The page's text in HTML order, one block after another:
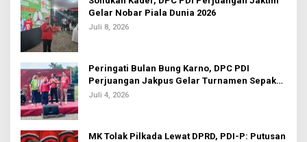
Gelar Nobar Piala Dunia 2026
Juli 8, 2026
Peringati Bulan Bung Karno, DPC PDI
Perjuangan Jakpus Gelar Turnamen Sepak
Bola U-20
Juli 4, 2026
MK Tolak Pilkada Lewat DPRD, PDI-P: Putusan